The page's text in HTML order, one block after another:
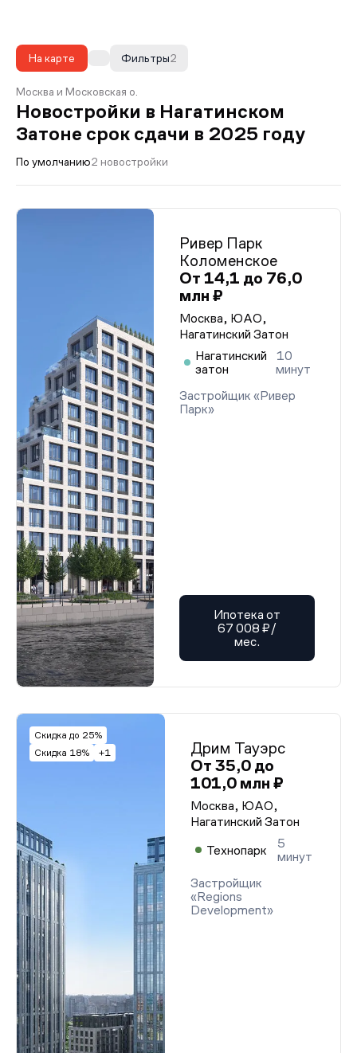
На карте 2
Фильтры
Москва и Московская о.
Новостройки в Нагатинском
Затоне срок сдачи в 2025 году
По умолчанию2 новостройки
Ривер Парк
Коломенское
От 14,1 до 76,0
млн ₽
Москва, ЮАО,
Нагатинский Затон
Нагатинский
затон
10
минут
Застройщик «Ривер
Парк»
Ипотека от
67 008 ₽/
мес.
Скидка до 25%
Скидка 18%
+1
Дрим Тауэрс
От 35,0 до
101,0 млн ₽
Москва, ЮАО,
Нагатинский Затон
Технопарк
5
минут
Застройщик
«Regions
Development»